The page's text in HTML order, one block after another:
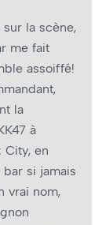
sur la scène,
me fait
assoiffé!
la
à
City, en
bar si jamais
vrai nom,